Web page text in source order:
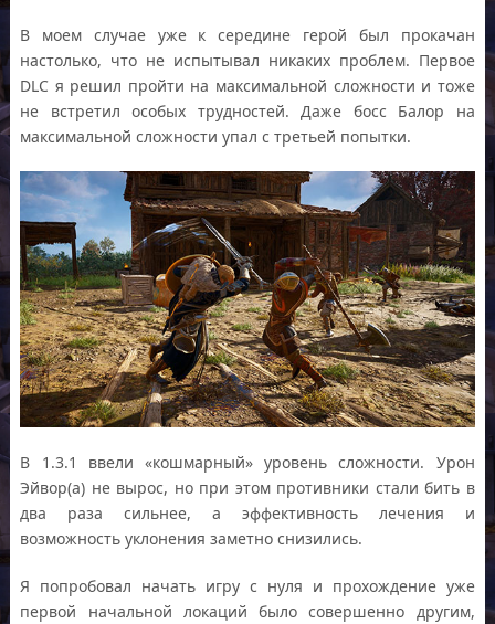
В моем случае уже к середине герой был прокачан
настолько, что не испытывал никаких проблем. Первое
DLC я решил пройти на максимальной сложности и тоже
не встретил особых трудностей. Даже босс Балор на
максимальной сложности упал с третьей попытки.
В 1.3.1 ввели «кошмарный» уровень сложности. Урон
Эйвор(а) не вырос, но при этом противники стали бить в
два раза сильнее, а эффективность лечения и
возможность уклонения заметно снизились.
Я попробовал начать игру с нуля и прохождение уже
первой начальной локаций было совершенно другим,